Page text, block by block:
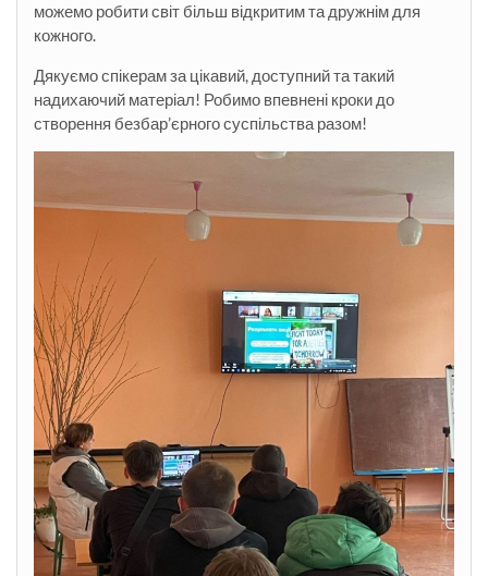
можемо робити світ більш відкритим та дружнім для
кожного.
Дякуємо спікерам за цікавий, доступний та такий
надихаючий матеріал! Робимо впевнені кроки до
створення безбар’єрного суспільства разом!